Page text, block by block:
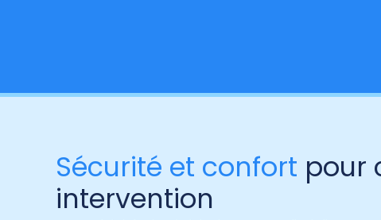
Hit enter to search or ESC to close
Sécurité et confort pour
intervention